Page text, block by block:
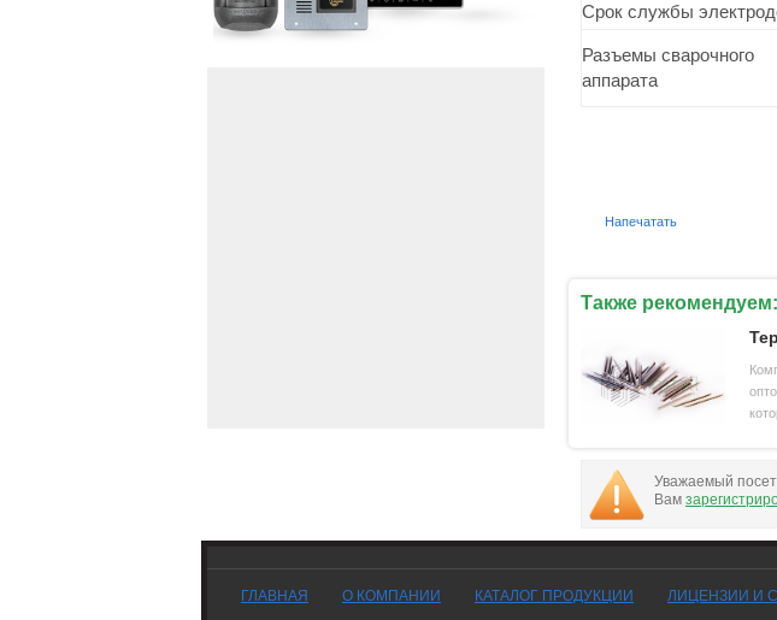
Срок службы
Разъемы сварочного
аппарата
Напечатать
Также рекомендуем:
Уважаемый
Вам
ГЛАВНАЯ О КОМПАНИИ КАТАЛОГ ПРОДУКЦИИ ЛИЦЕНЗИИ И